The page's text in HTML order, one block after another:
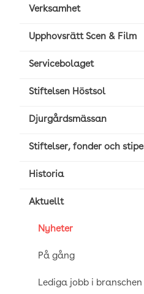
Verksamhet
Upphovsrätt Scen & Film
Servicebolaget
Stiftelsen Höstsol
Djurgårdsmässan
Stiftelser, fonder och
Historia
Aktuellt
Nyheter
På gång
Lediga jobb i branschen